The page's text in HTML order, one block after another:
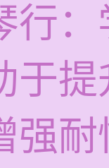
行
于
强